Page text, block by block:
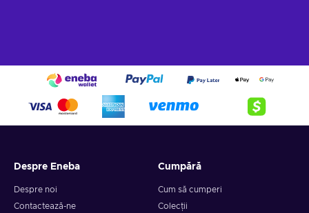
Despre Eneba
Despre noi
Contactează-ne
Cumpără
Cum să cumperi
Colecții